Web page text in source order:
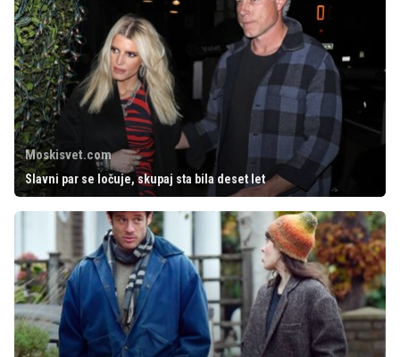
Moskisvet.com
Slavni par se ločuje, skupaj sta bila deset let